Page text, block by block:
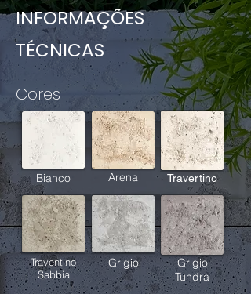
INFORMAÇÕES
TÉCNICAS
Cores
Bianco Arena Travertino
Traventino
Sabbia
Grigio
Grigio
Tundra